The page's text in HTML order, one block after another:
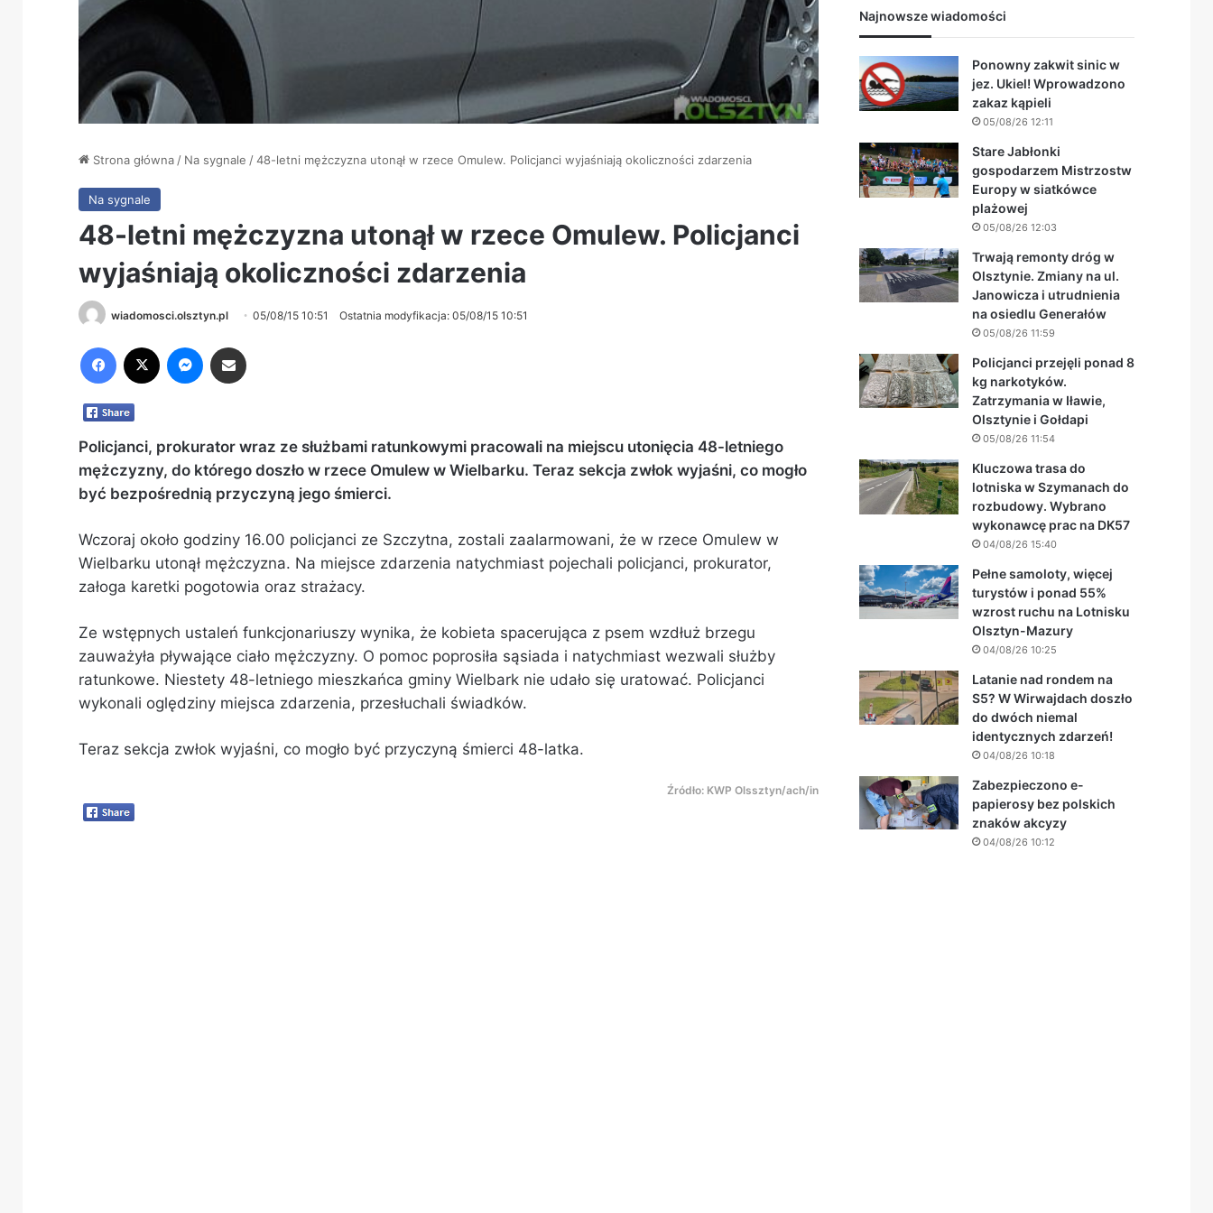
Strona główna / Na sygnale /48-letni mężczyzna utonął w rzece Omulew. Policjanci wyjaśniają okoliczności zdarzenia
Na sygnale
48-letni mężczyzna utonął w rzece Omulew. Policjanci
wyjaśniają okoliczności zdarzenia
wiadomosci.olsztyn.pl 05/08/15 10:51 Ostatnia modyfikacja: 05/08/15 10:51
Policjanci, prokurator wraz ze służbami ratunkowymi pracowali na miejscu utonięcia 48-letniego
mężczyzny, do którego doszło w rzece Omulew w Wielbarku. Teraz sekcja zwłok wyjaśni, co mogło
być bezpośrednią przyczyną jego śmierci.
Wczoraj około godziny 16.00 policjanci ze Szczytna, zostali zaalarmowani, że w rzece Omulew w
Wielbarku utonął mężczyzna. Na miejsce zdarzenia natychmiast pojechali policjanci, prokurator,
załoga karetki pogotowia oraz strażacy.
Ze wstępnych ustaleń funkcjonariuszy wynika, że kobieta spacerująca z psem wzdłuż brzegu
zauważyła pływające ciało mężczyzny. O pomoc poprosiła sąsiada i natychmiast wezwali służby
ratunkowe. Niestety 48-letniego mieszkańca gminy Wielbark nie udało się uratować. Policjanci
wykonali oględziny miejsca zdarzenia, przesłuchali świadków.
Teraz sekcja zwłok wyjaśni, co mogło być przyczyną śmierci 48-latka.
Źródło: KWP Olssztyn/ach/in
Najnowsze wiadomości
Ponowny zakwit sinic w
jez. Ukiel! Wprowadzono
zakaz kąpieli
05/08/26 12:11
Stare Jabłonki
gospodarzem Mistrzostw
Europy w siatkówce
plażowej
05/08/26 12:03
Trwają remonty dróg w
Olsztynie. Zmiany na ul.
Janowicza i utrudnienia
na osiedlu Generałów
05/08/26 11:59
Policjanci przejęli ponad 8
kg narkotyków.
Zatrzymania w Iławie,
Olsztynie i Gołdapi
05/08/26 11:54
Kluczowa trasa do
lotniska w Szymanach do
rozbudowy. Wybrano
wykonawcę prac na DK57
04/08/26 15:40
Pełne samoloty, więcej
turystów i ponad 55%
wzrost ruchu na Lotnisku
Olsztyn-Mazury
04/08/26 10:25
Latanie nad rondem na
S5? W Wirwajdach doszło
do dwóch niemal
identycznych zdarzeń!
04/08/26 10:18
Zabezpieczono e-
papierosy bez polskich
znaków akcyzy
04/08/26 10:12